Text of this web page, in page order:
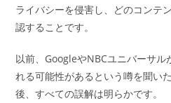
ライバシーを侵害し、どのコンテ
認することです。
以前、GoogleやNBCユニバーサ
れる可能性があるという噂を聞い
後、すべての誤解は明らかです。